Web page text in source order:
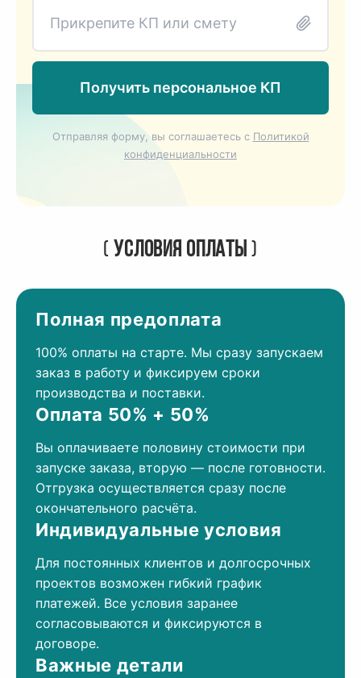
Прикрепите КП или смету
Получить персональное КП
Отправляя форму, вы соглашаетесь c Политикой
конфиденциальности
( Условия оплаты )
Полная предоплата
100% оплаты на старте. Мы сразу запускаем
заказ в работу и фиксируем сроки
производства и поставки.
Оплата 50% + 50%
Вы оплачиваете половину стоимости при
запуске заказа, вторую — после готовности.
Отгрузка осуществляется сразу после
окончательного расчёта.
Индивидуальные условия
Для постоянных клиентов и долгосрочных
проектов возможен гибкий график
платежей. Все условия заранее
согласовываются и фиксируются в
договоре.
Важные детали